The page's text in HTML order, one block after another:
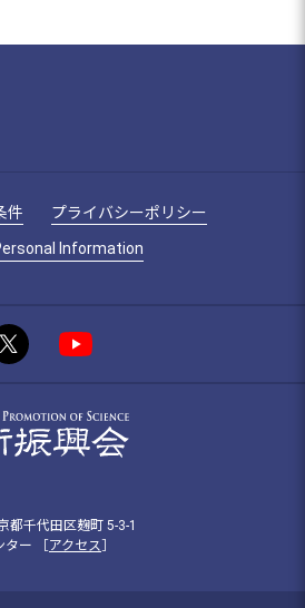
件
プライバシーポリシー
Information
千代田区麹町 5-3-1
ー ［ アクセス